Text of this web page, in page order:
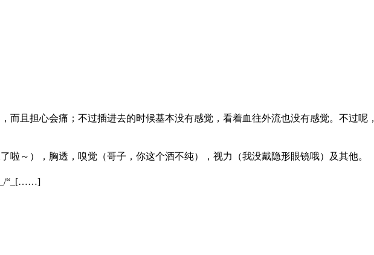
而且担心会痛；不过插进去的时候基本没有感觉，看着血往外流也没有感觉。不过呢
啦～），胸透，嗅觉（哥子，你这个酒不纯），视力（我没戴隐形眼镜哦）及其他。
“_[……]